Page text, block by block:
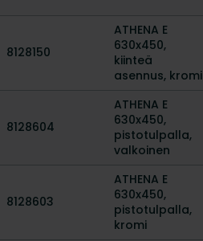
8128150
ATHENA E
630x450,
kiinteä
asennus, kromi
8128604
ATHENA E
630x450,
pistotulpalla,
valkoinen
8128603
ATHENA E
630x450,
pistotulpalla,
kromi